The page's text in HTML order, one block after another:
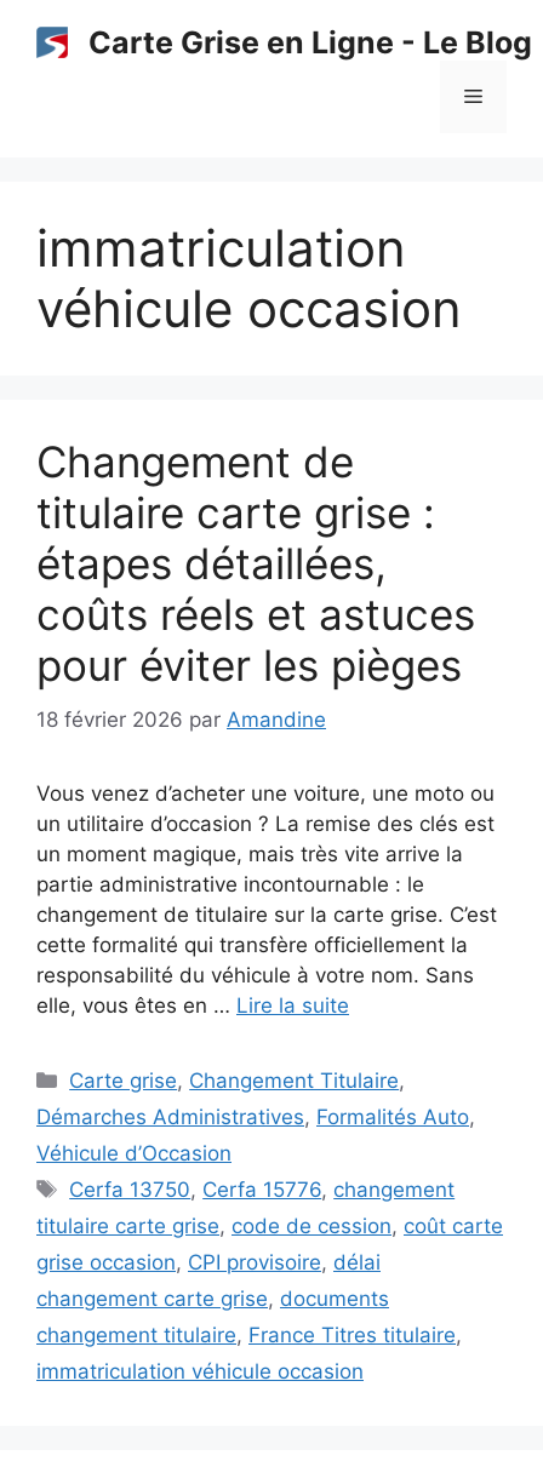
Carte Grise en Ligne - Le Blog
Menu
immatriculation
véhicule occasion
Changement de
titulaire carte grise :
étapes détaillées,
coûts réels et astuces
pour éviter les pièges
18 février 2026 par Amandine
Vous venez d’acheter une voiture, une moto ou
un utilitaire d’occasion ? La remise des clés est
un moment magique, mais très vite arrive la
partie administrative incontournable : le
changement de titulaire sur la carte grise. C’est
cette formalité qui transfère officiellement la
responsabilité du véhicule à votre nom. Sans
elle, vous êtes en … Lire la suite
Catégories
Carte grise, Changement Titulaire,
Démarches Administratives, Formalités Auto,
Véhicule d’Occasion
Étiquettes
Cerfa 13750, Cerfa 15776, changement
titulaire carte grise, code de cession, coût carte
grise occasion, CPI provisoire, délai
changement carte grise, documents
changement titulaire, France Titres titulaire,
immatriculation véhicule occasion